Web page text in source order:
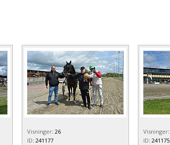
Visninger: 26
ID: 241177
Visninger:
ID: 241175